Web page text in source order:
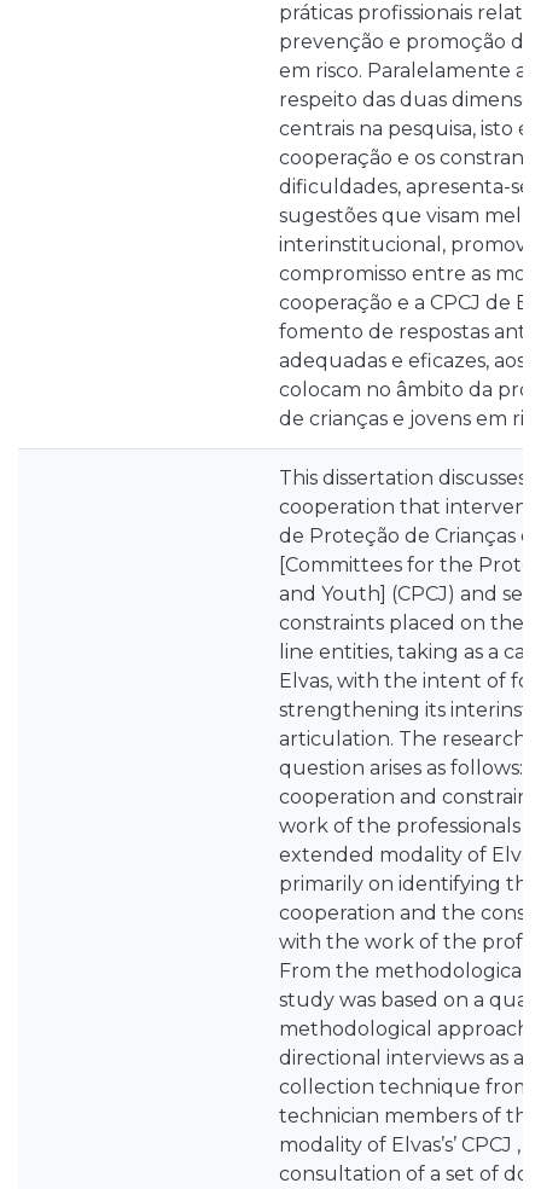
práticas profissionais
prevenção e promoção
em risco. Paralelamente
respeito das duas
centrais na pesquisa, isto
cooperação e os
dificuldades, apresenta-
sugestões que visam
interinstitucional,
compromisso entre as
cooperação e a CPCJ de
fomento de respostas
adequadas e eficazes, aos
colocam no âmbito da
de crianças e jovens em
This dissertation discusses
cooperation that intervene
de Proteção de Crianças e
[Committees for the
and Youth] (CPCJ) and
constraints placed on the
line entities, taking as a
Elvas, with the intent of
strengthening its
articulation. The
question arises as follows:
cooperation and
work of the professionals
extended modality of
primarily on identifying
cooperation and the
with the work of the
From the methodological
study was based on a
methodological approach,
directional interviews as a
collection technique from
technician members of
modality of Elvas’s’ CPCJ
consultation of a set of